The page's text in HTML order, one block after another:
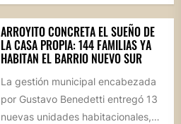
ARROYITO CONCRETA EL SUEÑO DE
LA CASA PROPIA: 144 FAMILIAS YA
HABITAN EL BARRIO NUEVO SUR
La gestión municipal encabezada
por Gustavo Benedetti entregó 13
nuevas unidades habitacionales,